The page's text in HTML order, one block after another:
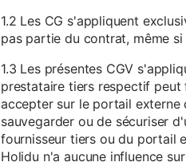
1.2 Les CG s'appliquent
pas partie du contrat, même
1.3 Les présentes CGV
prestataire tiers respectif
accepter sur le portail externe
sauvegarder ou de sécuriser
fournisseur tiers ou du portail
Holidu n'a aucune influence